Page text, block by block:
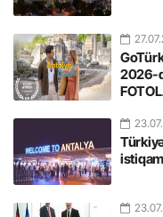
2026-